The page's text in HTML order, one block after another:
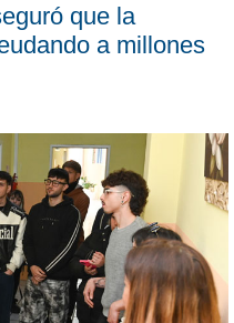
que la
a millones